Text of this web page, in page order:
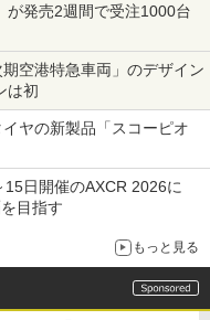
が発売2週間で受注1000台
空港特急車両」のデザイン
は初
ヤの新製品「スコーピオ
日開催のAXCR 2026に
目指す
もっと見る